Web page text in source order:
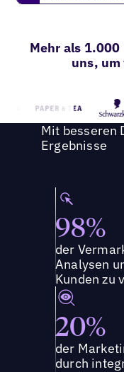
Mehr als
uns,
Mit besseren
Ergebnisse
98%
der
Analysen
Kunden zu
20%
der
durch